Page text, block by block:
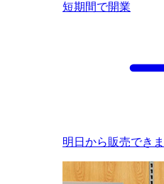
短期間で開業
明日から販売できま